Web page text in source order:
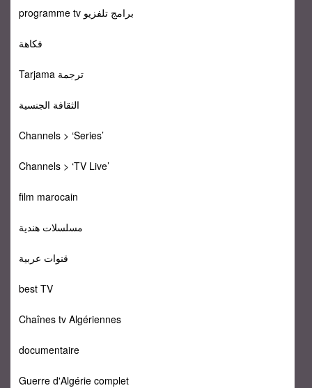
programme tv برامج تلفزيو
فكاهة
Tarjama ترجمة
الثقافة الجنسية
Channels > ‘Series’
Channels > ‘TV Live’
film marocain
مسلسلات هندية
قنوات عربية
best TV
Chaînes tv Algériennes
documentaire
Guerre d'Algérie complet